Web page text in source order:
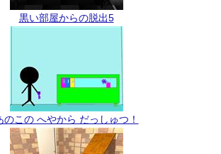
黒い部屋からの脱出5
のこの へやから だっしゅつ！